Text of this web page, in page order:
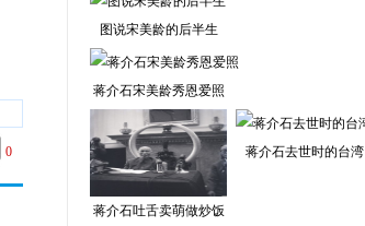
0
图说宋美龄的后半生
蒋介石宋美龄秀恩爱照
蒋介石吐舌卖萌做炒饭
蒋介石去世时的台湾